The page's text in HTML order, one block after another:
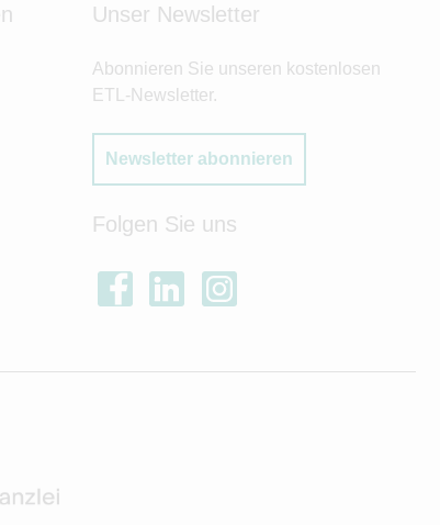
Unser Newsletter
Abonnieren Sie unseren kostenlosen
ETL-Newsletter.
Newsletter abonnieren
Folgen Sie uns